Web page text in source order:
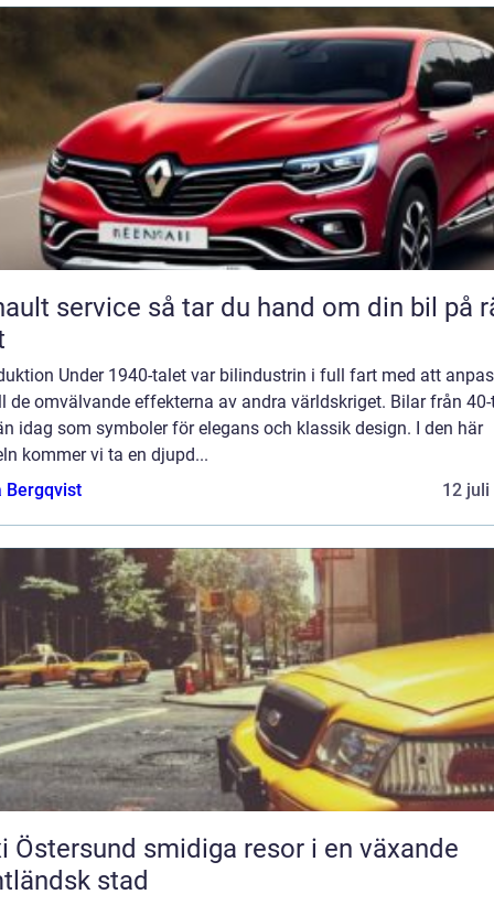
så tar du hand om din bil på rätt
Under 1940-talet var bilindustrin i full fart med att
de omvälvande effekterna av andra världskriget. Bilar från
idag som symboler för elegans och klassik design. I den här
kommer vi ta en djupd...
Bergqvist
12 juli
smidiga resor i en växande
stad